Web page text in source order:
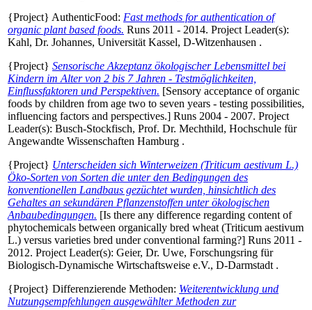
{Project} AuthenticFood: Fast methods for authentication of
organic plant based foods. Runs 2011 - 2014. Project Leader(s):
Kahl, Dr. Johannes, Universität Kassel, D-Witzenhausen .
{Project} Sensorische Akzeptanz ökologischer Lebensmittel bei
Kindern im Alter von 2 bis 7 Jahren - Testmöglichkeiten,
Einflussfaktoren und Perspektiven. [Sensory acceptance of organic
foods by children from age two to seven years - testing possibilities,
influencing factors and perspectives.] Runs 2004 - 2007. Project
Leader(s): Busch-Stockfisch, Prof. Dr. Mechthild, Hochschule für
Angewandte Wissenschaften Hamburg .
{Project} Unterscheiden sich Winterweizen (Triticum aestivum L.)
Öko-Sorten von Sorten die unter den Bedingungen des
konventionellen Landbaus gezüchtet wurden, hinsichtlich des
Gehaltes an sekundären Pflanzenstoffen unter ökologischen
Anbaubedingungen. [Is there any difference regarding content of
phytochemicals between organically bred wheat (Triticum aestivum
L.) versus varieties bred under conventional farming?] Runs 2011 -
2012. Project Leader(s): Geier, Dr. Uwe, Forschungsring für
Biologisch-Dynamische Wirtschaftsweise e.V., D-Darmstadt .
{Project} Differenzierende Methoden: Weiterentwicklung und
Nutzungsempfehlungen ausgewählter Methoden zur